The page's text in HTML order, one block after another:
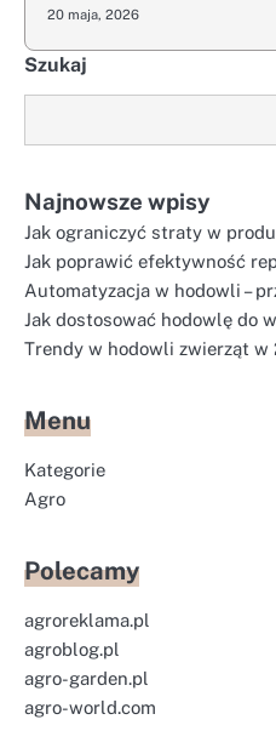
20 maja, 2026
Szukaj
Najnowsze wpisy
Jak ograniczyć straty w
Jak poprawić efektywność
Automatyzacja w hodowli –
Jak dostosować hodowlę do
Trendy w hodowli zwierząt w
Menu
Kategorie
Agro
Polecamy
agroreklama.pl
agroblog.pl
agro-garden.pl
agro-world.com